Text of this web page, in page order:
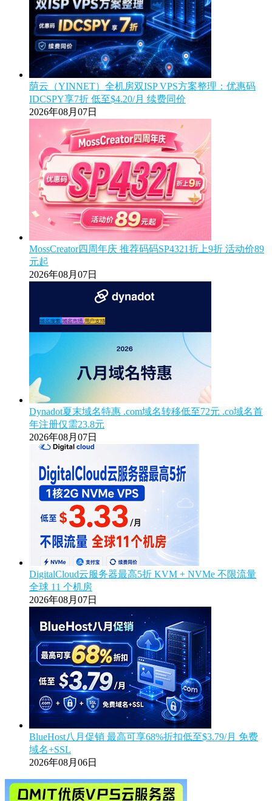
荫云（YINNET）全机房双ISP VPS方案整理：优惠码
IDCSPY享7折 低至$4.20/月 续费同价
2026年08月07日
MossCreator四周年庆 推荐码码SP4321折上9折 活动价89
元起
2026年08月07日
Dynadot夏末域名特惠 .com域名转移低至72元 .co域名首
年注册仅需23.8元
2026年08月07日
DigitalCloud云服务器最高5折 KVM + NVMe 不限流量
全球 11 个机房
2026年08月07日
BlueHost八月促销 最高可享68%折扣低至$3.79/月 免费
域名+SSL
2026年08月06日